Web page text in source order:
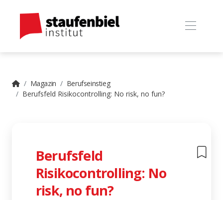
Magazin
Berufseinstieg
Berufsfeld Risikocontrolling: No risk, no fun?
Berufsfeld
Risikocontrolling: No
risk, no fun?